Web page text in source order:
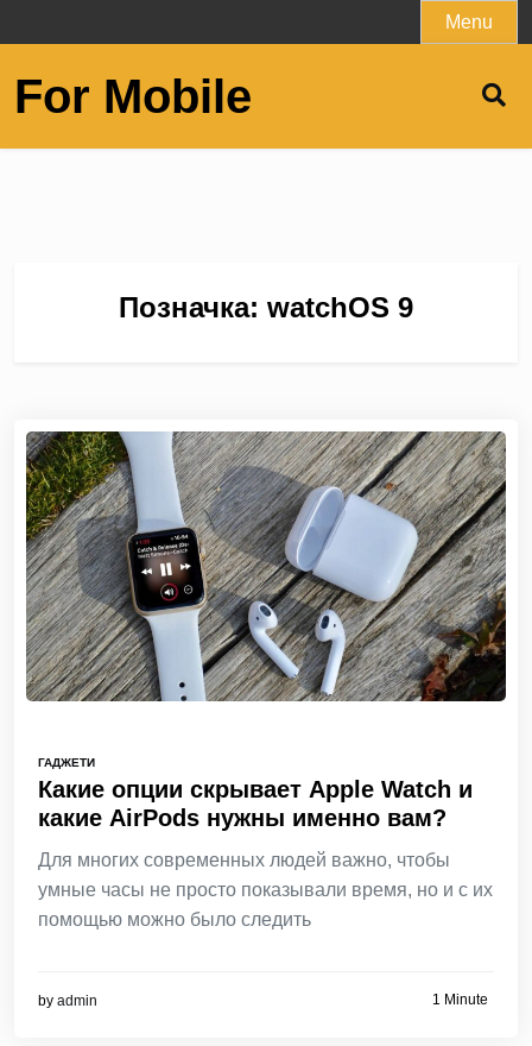
to
Menu
For Mobile
Позначка: watchOS 9
ГАДЖЕТИ
Какие опции скрывает Apple Watch и
какие AirPods нужны именно вам?
Для многих современных людей важно, чтобы
умные часы не просто показывали время, но и с их
помощью можно было следить
by admin 1 Minute